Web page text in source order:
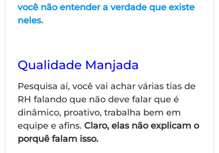
você não entender a verdade que existe
neles.
Qualidade Manjada
Pesquisa aí, você vai achar várias tias de
RH falando que não deve falar que é
dinâmico, proativo, trabalha bem em
equipe e afins. Claro, elas não explicam o
porquê falam isso.